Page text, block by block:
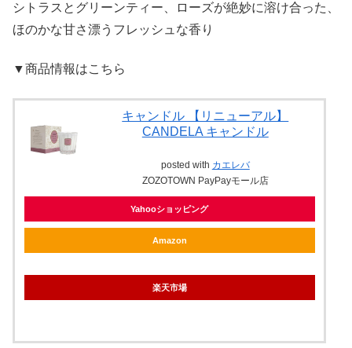
シトラスとグリーンティー、ローズが絶妙に溶け合った、
ほのかな甘さ漂うフレッシュな香り​
▼商品情報はこちら
キャンドル 【リニューアル】
CANDELA キャンドル
posted with カエレバ
ZOZOTOWN PayPayモール店
Yahooショッピング
Amazon
楽天市場